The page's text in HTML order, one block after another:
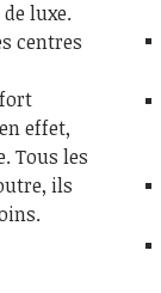
luxe.
centres
effet,
Tous les
ils